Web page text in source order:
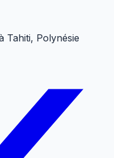
Tahiti, Polynésie